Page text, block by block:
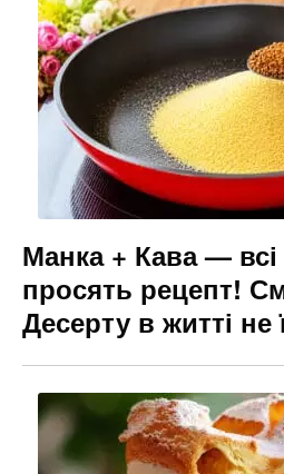
Манка + Кава — всі
просять рецепт!
Десерту в житті не